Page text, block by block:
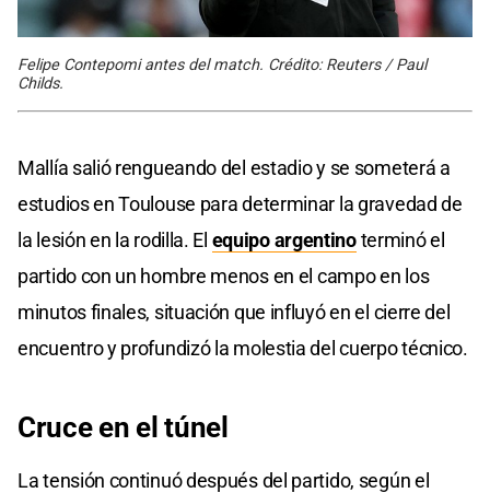
Felipe Contepomi antes del match. Crédito: Reuters / Paul
Childs.
Mallía salió rengueando del estadio y se someterá a
estudios en Toulouse para determinar la gravedad de
la lesión en la rodilla. El equipo argentinoterminó el
partido con un hombre menos en el campo en los
minutos finales, situación que influyó en el cierre del
encuentro y profundizó la molestia del cuerpo técnico.
Cruce en el túnel
La tensión continuó después del partido, según el